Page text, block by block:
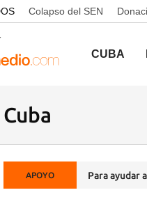
Colapso del SEN
CUBA
Cuba
APOYO Para ayudar